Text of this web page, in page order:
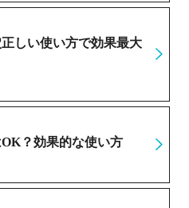
しい使い方で効果最大
？効果的な使い方